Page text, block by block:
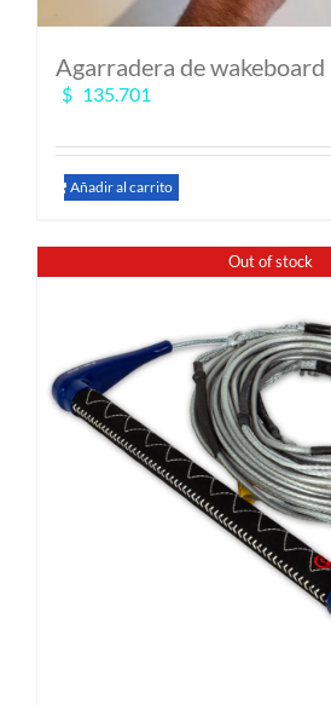
Agarradera de wakeboard
$ 135.701
Añadir al carrito
Out of stock